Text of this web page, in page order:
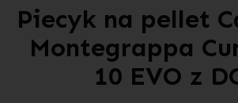
Piecyk na pellet
Montegrappa
10 EVO z